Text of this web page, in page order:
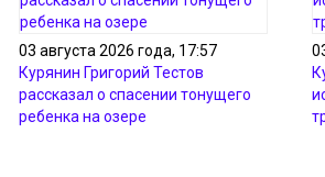
03 августа 2026 года, 17:57
Курянин Григорий Тестов
рассказал о спасении тонущего
ребенка на озере